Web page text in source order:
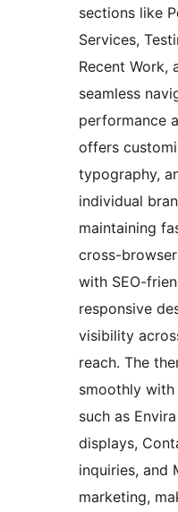
sections like
Services,
Recent Work,
seamless
performance
offers
typography,
individual
maintaining
cross-
with SEO-
responsive
visibility
reach. The
smoothly with
such as
displays,
inquiries, and
marketing,